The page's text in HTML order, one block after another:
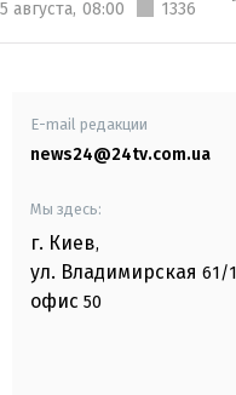
5 августа, 08:00 1336
E-mail редакции
news24@24tv.com.ua
Мы здесь:
г. Киев,
ул. Владимирская 61/
офис 50